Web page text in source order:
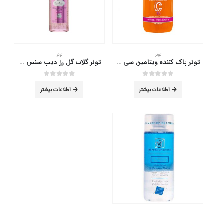
تونر
تونر پاک کننده ویتامین سی آردن 250 میلی لیتر
اطلاعات بیشتر
تونر
تونر گلاب گل رز دیپ سنس برای انواع پوست 160 میلی لیتر
اطلاعات بیشتر